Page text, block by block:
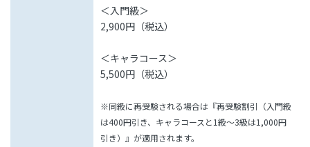
＜入門級＞
2,900円（税込）
＜キャラコース＞
5,500円（税込）
※同級に再受験される場合は『再受験割引（入門級
は400円引き、キャラコースと1級～3級は1,000円
引き）』が適用されます。